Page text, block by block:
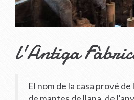
l'Antiga
El nom de la casa prové